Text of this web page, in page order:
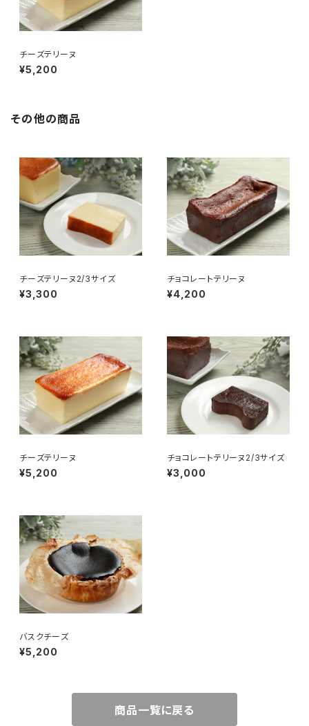
チーズテリーヌ
¥5,200
その他の商品
チーズテリーヌ2/3サイズ
¥3,300
チョコレートテリーヌ
¥4,200
チーズテリーヌ
¥5,200
チョコレートテリーヌ2/3サイズ
¥3,000
バスクチーズ
¥5,200
商品一覧に戻る